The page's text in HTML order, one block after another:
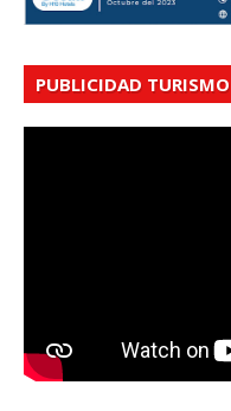
PUBLICIDAD TURISMO